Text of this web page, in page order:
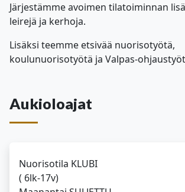
Järjestämme avoimen tilatoiminnan
leirejä ja kerhoja.
Lisäksi teemme etsivää nuorisotyötä,
koulunuorisotyötä ja Valpas-
Aukioloajat
Nuorisotila KLUBI
( 6lk-17v)